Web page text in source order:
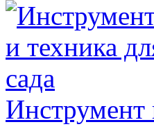
Инструмент